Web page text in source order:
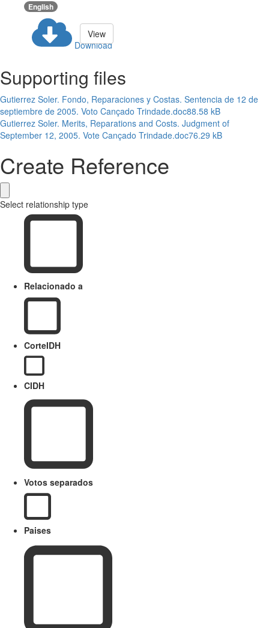
English
Download
View
Supporting files
Gutierrez Soler. Fondo, Reparaciones y Costas. Sentencia de 12 de
septiembre de 2005. Voto Cançado Trindade.doc88.58 kB
Gutierrez Soler. Merits, Reparations and Costs. Judgment of
September 12, 2005. Vote Cançado Trindade.doc76.29 kB
Create Reference
Select relationship type
Relacionado a
CorteIDH
CIDH
Votos separados
Paises